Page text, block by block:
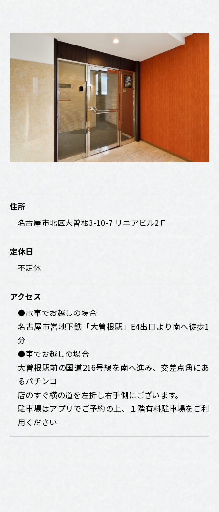
住所
名古屋市北区大曽根3-10-7 リニアビル2Ｆ
定休日
不定休
アクセス
●電車でお越しの場合
名古屋市営地下鉄「大曽根駅」E4出口より南へ徒歩1
分
●車でお越しの場合
大曽根駅前の国道216号線を南へ進み、交差点角にあ
るパチンコ
店のすぐ横の道を左折し右手側にございます。
駐車場はアプリでご予約の上、１階有料駐車場をご利
用ください